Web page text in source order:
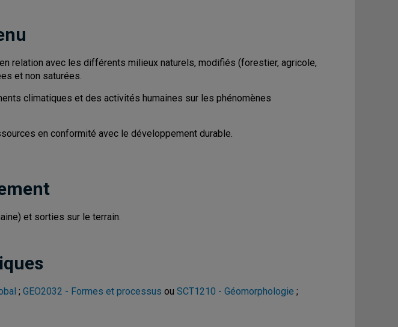
relation avec les différents milieux naturels, modifiés (forestier, agricole,
et non saturées.
climatiques et des activités humaines sur les phénomènes
en conformité avec le développement durable.
et sorties sur le terrain.
; GEO2032 - Formes et processus ou SCT1210 - Géomorphologie ;